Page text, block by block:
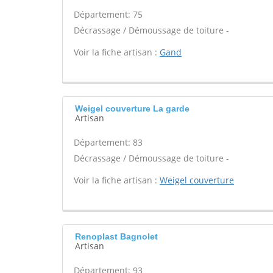
Département: 75
Décrassage / Démoussage de toiture -
Voir la fiche artisan : Gand
Weigel couverture La garde
Artisan
Département: 83
Décrassage / Démoussage de toiture -
Voir la fiche artisan : Weigel couverture
Renoplast Bagnolet
Artisan
Département: 93